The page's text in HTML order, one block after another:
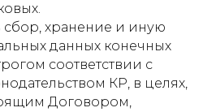
сбор, хранение и иную
данных конечных
соответствии с
КР, в целях,
Договором,